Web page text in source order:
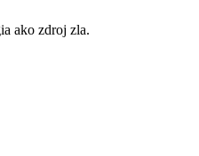
ako zdroj zla.